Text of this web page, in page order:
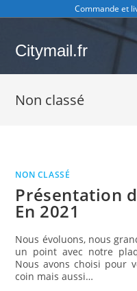
to
Commande et
Citymail.fr
Non classé
NON CLASSÉ
Présentation
En 2021
Nous évoluons, nous
un point avec notre
Nous avons choisi pour
coin mais aussi…